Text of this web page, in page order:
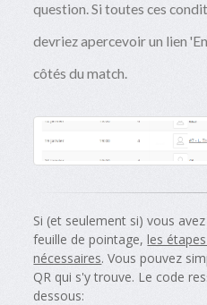
question. Si toutes ces
devriez apercevoir un lien
côtés du match.
Si (et seulement si) vous
feuille de pointage,les
nécessaires. Vous pouvez
QR qui s'y trouve. Le code
dessous: